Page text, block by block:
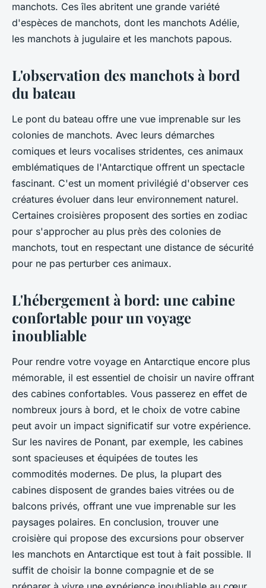
manchots. Ces îles abritent une grande variété
d'espèces de manchots, dont les manchots Adélie,
les manchots à jugulaire et les manchots papous.
L'observation des manchots à bord
du bateau
Le pont du bateau offre une vue imprenable sur les
colonies de manchots. Avec leurs démarches
comiques et leurs vocalises stridentes, ces animaux
emblématiques de l'Antarctique offrent un spectacle
fascinant. C'est un moment privilégié d'observer ces
créatures évoluer dans leur environnement naturel.
Certaines croisières proposent des sorties en zodiac
pour s'approcher au plus près des colonies de
manchots, tout en respectant une distance de sécurité
pour ne pas perturber ces animaux.
L'hébergement à bord: une cabine
confortable pour un voyage
inoubliable
Pour rendre votre voyage en Antarctique encore plus
mémorable, il est essentiel de choisir un navire offrant
des cabines confortables. Vous passerez en effet de
nombreux jours à bord, et le choix de votre cabine
peut avoir un impact significatif sur votre expérience.
Sur les navires de Ponant, par exemple, les cabines
sont spacieuses et équipées de toutes les
commodités modernes. De plus, la plupart des
cabines disposent de grandes baies vitrées ou de
balcons privés, offrant une vue imprenable sur les
paysages polaires. En conclusion, trouver une
croisière qui propose des excursions pour observer
les manchots en Antarctique est tout à fait possible. Il
suffit de choisir la bonne compagnie et de se